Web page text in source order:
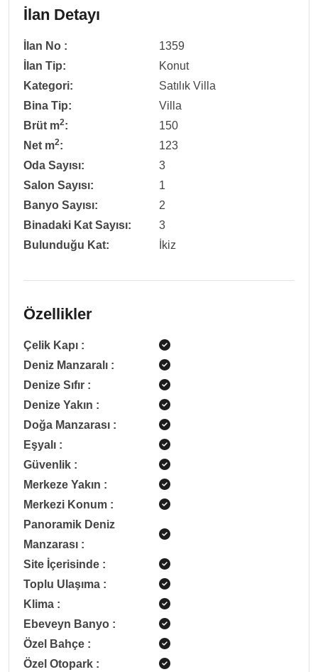
İlan Detayı
İlan No :
1359
İlan Tip:
Konut
Kategori:
Satılık Villa
Bina Tip:
Villa
Brüt m2:
150
Net m2:
123
Oda Sayısı:
3
Salon Sayısı:
1
Banyo Sayısı:
2
Binadaki Kat Sayısı:
3
Bulunduğu Kat:
İkiz
Özellikler
Çelik Kapı :
Deniz Manzaralı :
Denize Sıfır :
Denize Yakın :
Doğa Manzarası :
Eşyalı :
Güvenlik :
Merkeze Yakın :
Merkezi Konum :
Panoramik Deniz
Manzarası :
Site İçerisinde :
Toplu Ulaşıma :
Klima :
Ebeveyn Banyo :
Özel Bahçe :
Özel Otopark :